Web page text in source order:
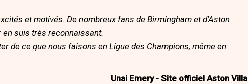
et motivés. De nombreux fans de Birmingham et d'Aston
suis très reconnaissant.
de ce que nous faisons en Ligue des Champions, même en
Unai Emery - Site officiel Aston Villa